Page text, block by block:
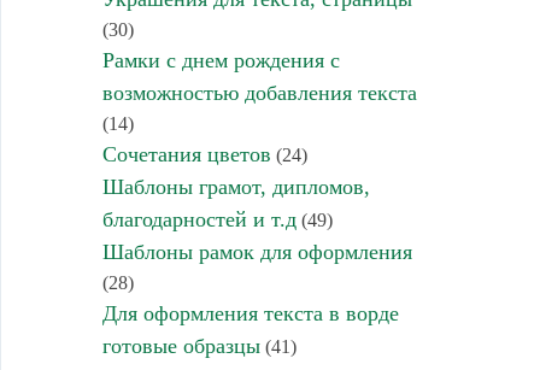
(30)
Рамки с днем рождения с
возможностью добавления текста
(14)
Сочетания цветов (24)
Шаблоны грамот, дипломов,
благодарностей и т.д(49)
Шаблоны рамок для оформления
(28)
Для оформления текста в ворде
готовые образцы(41)